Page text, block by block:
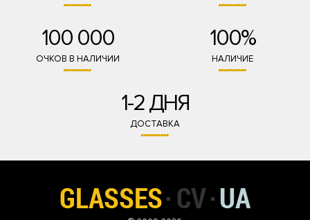
100 000
ОЧКОВ В НАЛИЧИИ
100%
НАЛИЧИЕ
1-2 ДНЯ
ДОСТАВКА